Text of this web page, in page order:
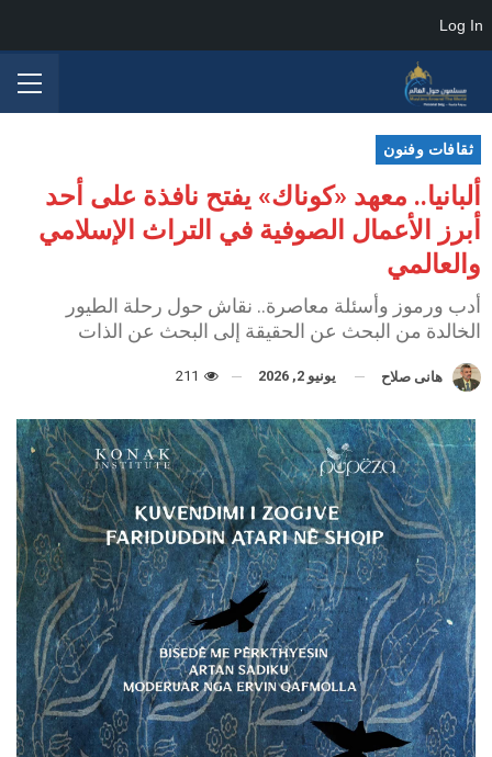
ثقافات وفنون
ألبانيا.. معهد «كوناك» يفتح نافذة على أحد
أبرز الأعمال الصوفية في التراث الإسلامي
والعالمي
أدب ورموز وأسئلة معاصرة.. نقاش حول رحلة الطيور
الخالدة من البحث عن الحقيقة إلى البحث عن الذات
هانى صلاح يونيو 2, 2026
Log In